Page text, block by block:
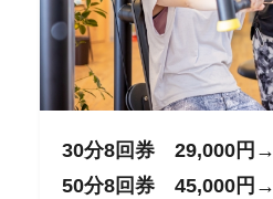
30分8回券 29,000円→
50分8回券 45,000円→